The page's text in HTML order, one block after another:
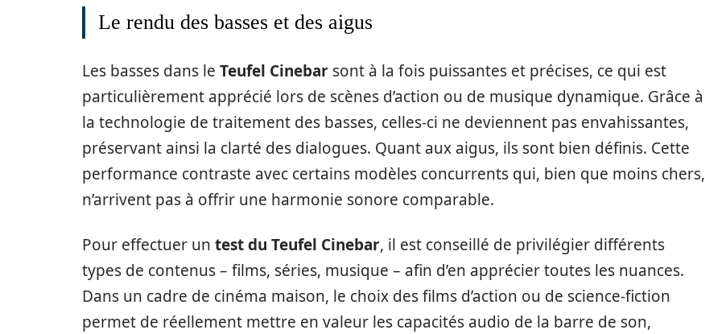
Le rendu des basses et des aigus
Les basses dans le Teufel Cinebar sont à la fois puissantes et précises, ce qui est
particulièrement apprécié lors de scènes d’action ou de musique dynamique. Grâce à
la technologie de traitement des basses, celles-ci ne deviennent pas envahissantes,
préservant ainsi la clarté des dialogues. Quant aux aigus, ils sont bien définis. Cette
performance contraste avec certains modèles concurrents qui, bien que moins chers,
n’arrivent pas à offrir une harmonie sonore comparable.
Pour effectuer un test du Teufel Cinebar, il est conseillé de privilégier différents
types de contenus – films, séries, musique – afin d’en apprécier toutes les nuances.
Dans un cadre de cinéma maison, le choix des films d’action ou de science-fiction
permet de réellement mettre en valeur les capacités audio de la barre de son,